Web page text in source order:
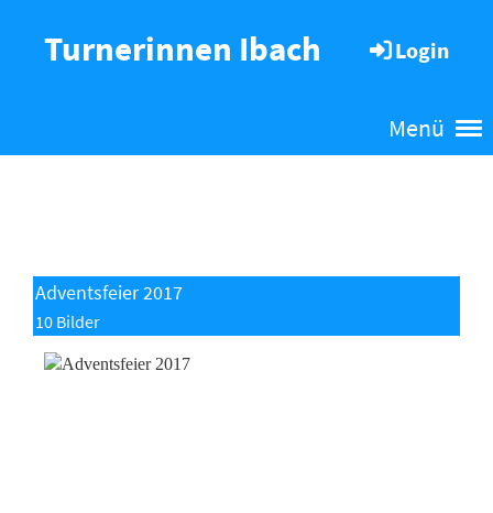
Turnerinnen Ibach Login
Menü
Adventsfeier 2017
10 Bilder